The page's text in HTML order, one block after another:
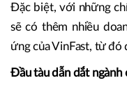
Đặc biệt, với những
sẽ có thêm nhiều
ứng của VinFast, từ đó
Đầu tàu dẫn dắt